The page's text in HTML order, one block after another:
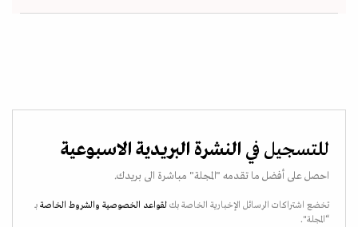
للتسجيل في النشرة البريدية الاسبوعية
احصل على أفضل ما تقدمه "المجلة" مباشرة الى بريدك.
تخضع اشتراكات الرسائل الإخبارية الخاصة بك لقواعد الخصوصية والشروط الخاصة بـ
“المجلة".